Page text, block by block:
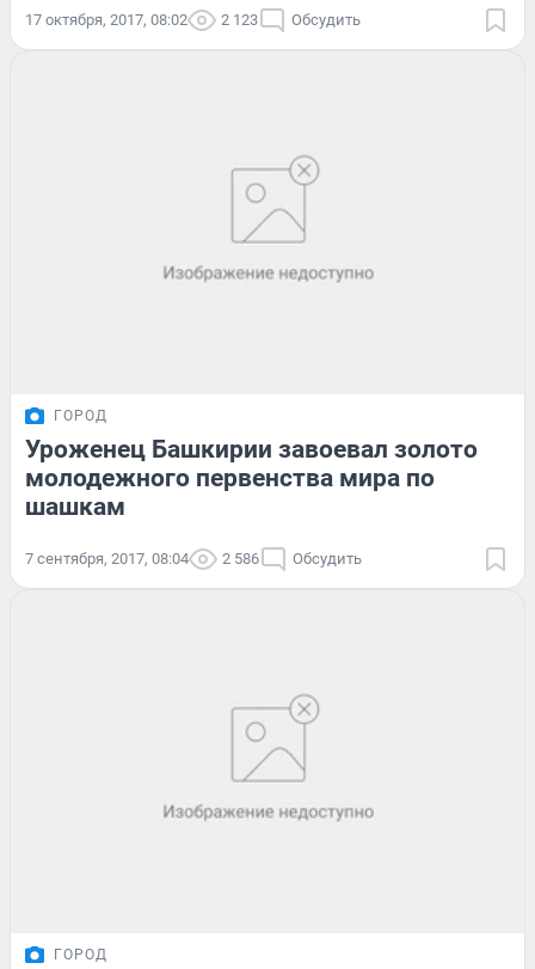
17 октября, 2017, 08:02 2 123 Обсудить
ГОРОД
Уроженец Башкирии завоевал золото
молодежного первенства мира по
шашкам
7 сентября, 2017, 08:04 2 586 Обсудить
ГОРОД